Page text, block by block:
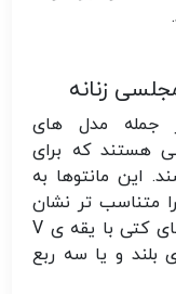
زنانه
جمله مدل های
هستند که برای
این مانتوها به
متناسب تر نشان
می دهند. می توانید از مانتوهای کتی با یقه ی V
و یا سه ربع